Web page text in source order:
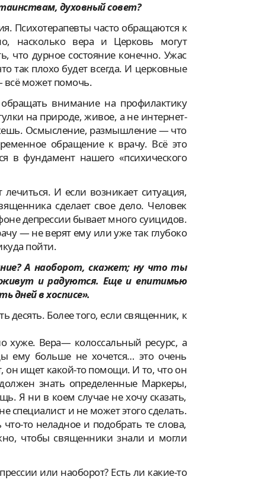
духовный совет?
Психотерапевты часто обращаются к
насколько вера и Церковь могут
что дурное состояние конечно. Ужас
так плохо будет всегда. И церковные
всё может помочь.
внимание на профилактику
на природе, живое, а не интернет-
Осмысление, размышление — что
обращение к врачу. Всё это
в фундамент нашего «психического
И если возникает ситуация,
сделает свое дело. Человек
депрессии бывает много суицидов.
— не верят ему или уже так глубоко
пойти.
А наоборот, скажет; ну что ты
живут и радуются. Еще и епитимью
дней в хосписе».
десять. Более того, если священник, к
хуже. Вера— колоссальный ресурс, а
ему больше не хочется… это очень
он ищет какой-то помощи. И то, что он
знать определенные Маркеры,
Я ни в коем случае не хочу сказать,
специалист и не может этого сделать.
то неладное и подобрать те слова,
чтобы священники знали и могли
или наоборот? Есть ли какие-то